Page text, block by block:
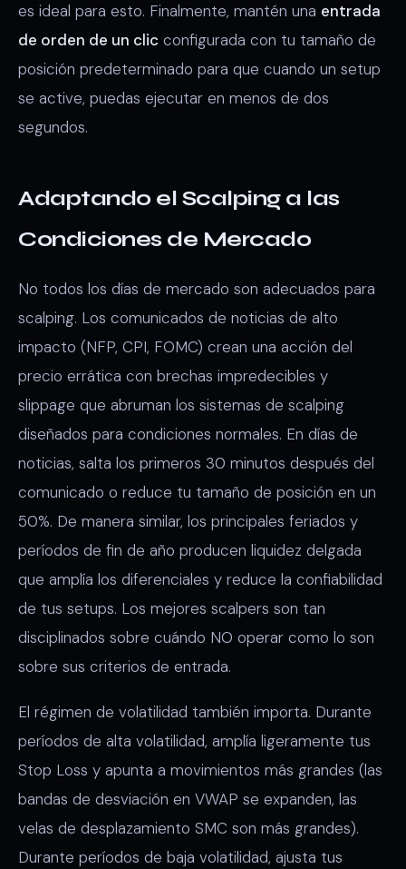
es ideal para esto. Finalmente, mantén una entrada
de orden de un clic configurada con tu tamaño de
posición predeterminado para que cuando un setup
se active, puedas ejecutar en menos de dos
segundos.
Adaptando el Scalping a las
Condiciones de Mercado
No todos los días de mercado son adecuados para
scalping. Los comunicados de noticias de alto
impacto (NFP, CPI, FOMC) crean una acción del
precio errática con brechas impredecibles y
slippage que abruman los sistemas de scalping
diseñados para condiciones normales. En días de
noticias, salta los primeros 30 minutos después del
comunicado o reduce tu tamaño de posición en un
50%. De manera similar, los principales feriados y
períodos de fin de año producen liquidez delgada
que amplía los diferenciales y reduce la confiabilidad
de tus setups. Los mejores scalpers son tan
disciplinados sobre cuándo NO operar como lo son
sobre sus criterios de entrada.
El régimen de volatilidad también importa. Durante
períodos de alta volatilidad, amplía ligeramente tus
Stop Loss y apunta a movimientos más grandes (las
bandas de desviación en VWAP se expanden, las
velas de desplazamiento SMC son más grandes).
Durante períodos de baja volatilidad, ajusta tus